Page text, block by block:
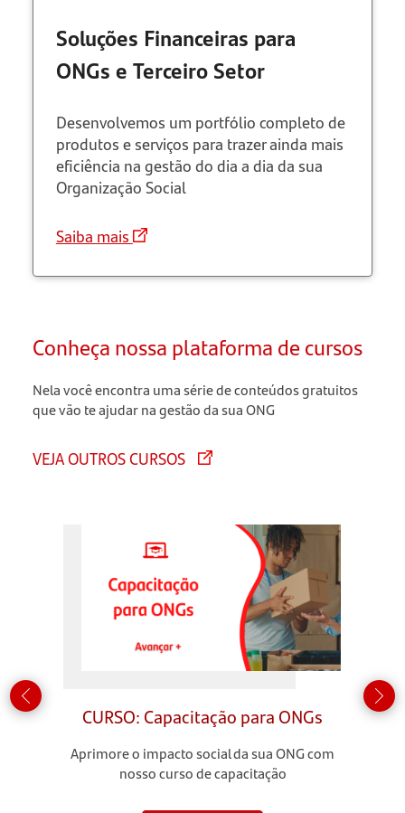
Soluções Financeiras para
ONGs e Terceiro Setor
Desenvolvemos um portfólio completo de
produtos e serviços para trazer ainda mais
eficiência na gestão do dia a dia da sua
Organização Social
Saiba mais
Conheça nossa plataforma de cursos
Nela você encontra uma série de conteúdos gratuitos
que vão te ajudar na gestão da sua ONG
VEJA OUTROS CURSOS
CURSO: Capacitação para ONGs
Aprimore o impacto social da sua ONG com
nosso curso de capacitação